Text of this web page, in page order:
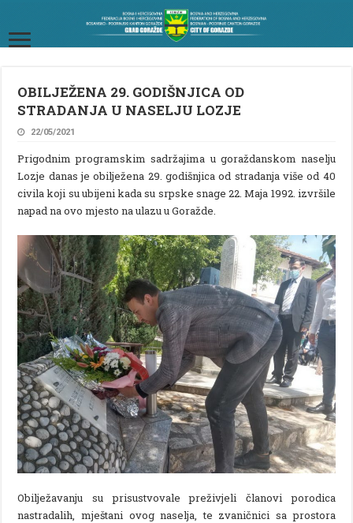
OBILJEŽENA 29. GODIŠNJICA OD
STRADANJA U NASELJU LOZJE
22/05/2021
Prigodnim programskim sadržajima u goraždanskom naselju
Lozje danas je obilježena 29. godišnjica od stradanja više od 40
civila koji su ubijeni kada su srpske snage 22. Maja 1992. izvršile
napad na ovo mjesto na ulazu u Goražde.
Obilježavanju su prisustvovale preživjeli članovi porodica
nastradalih, mještani ovog naselja, te zvaničnici sa prostora